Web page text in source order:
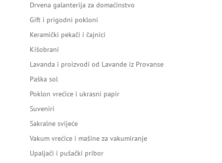
Drvena galanterija za domaćinstvo
Gift i prigodni pokloni
Keramički pekači i čajnici
Kišobrani
Lavanda i proizvodi od Lavande iz Provanse
Paška sol
Poklon vrećice i ukrasni papir
Suveniri
Sakralne svijeće
Vakum vrećice i mašine za vakumiranje
Upaljači i pušački pribor